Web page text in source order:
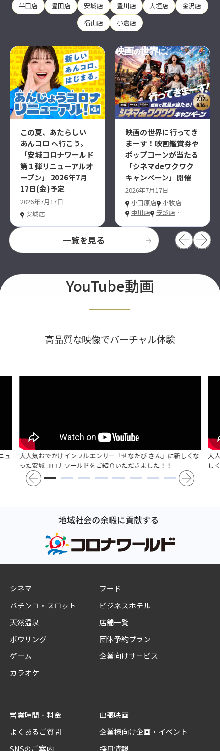
半田店
豊田店 安城店 豊川店 大垣店
金沢店
福山店
小倉店
一覧を見る
この夏、あたらしい
あんコロ へ行こう。
「安城コロナワールド
第１弾リニューアルオ
ープン」 2026年7月
17日(金)予定
2026年7月17日
安城店
映画の世界に行ってき
まーす！映画鑑賞券や
ポップコーンが当たる
「シネマdeワクワク
キャンペーン」開催
2026年7月17日
小田原店
小牧店
中川店
安城店…
YouTube動画
高品質な映像でバーチャル体験
ュ
大人気おでかけインフルエンサー「せなたび さん」に新しくな
った安城コロナワールドをご紹介いただきました！！
大
し
シネマ
パチンコ・スロット
天然温泉
ボウリング
ゲーム
カラオケ
フード
ビジネスホテル
店舗一覧
団体予約プラン
企業向けサービス
営業時間・料金
よくあるご質問
SNSのご案内
出張映画
企業様向け企画・イベント
採用情報